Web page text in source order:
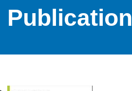
Publication